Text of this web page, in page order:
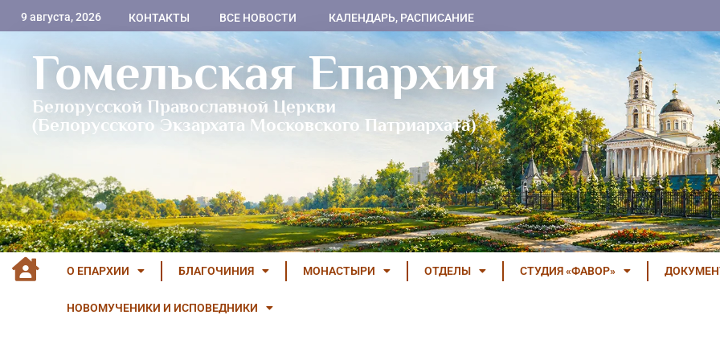
9 августа, 2026 КОНТАКТЫ ВСЕ НОВОСТИ КАЛЕНДАРЬ, РАСПИСАНИЕ
Гомельская Епархия
Белорусской Православной Церкви
(Белорусского Экзархата Московского Патриархата)
О ЕПАРХИИ БЛАГОЧИНИЯ МОНАСТЫРИ ОТДЕЛЫ СТУДИЯ «ФАВОР»
НОВОМУЧЕНИКИ И ИСПОВЕДНИКИ